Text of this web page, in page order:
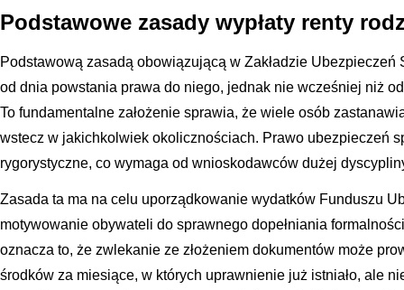
Podstawowe zasady wypłaty renty
Podstawową zasadą obowiązującą w Zakładzie Ubezpieczeń
od dnia powstania prawa do niego, jednak nie wcześniej niż
To fundamentalne założenie sprawia, że wiele osób
wstecz w jakichkolwiek okolicznościach. Prawo ubezpieczeń
rygorystyczne, co wymaga od wnioskodawców dużej
Zasada ta ma na celu uporządkowanie wydatków Funduszu
motywowanie obywateli do sprawnego dopełniania
oznacza to, że zwlekanie ze złożeniem dokumentów może
środków za miesiące, w których uprawnienie już istniało, ale